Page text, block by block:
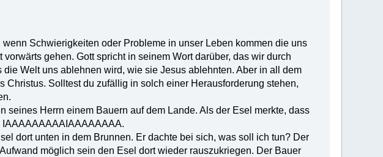
Schwierigkeiten oder Probleme in unser Leben kommen die uns
gehen. Gott spricht in seinem Wort darüber, das wir durch
Welt uns ablehnen wird, wie sie Jesus ablehnten. Aber in all dem
Solltest du zufällig in solch einer Herausforderung stehen,
seines Herrn einem Bauern auf dem Lande. Als der Esel merkte, dass
dort unten in dem Brunnen. Er dachte bei sich, was soll ich tun? Der
möglich sein den Esel dort wieder rauszukriegen. Der Bauer